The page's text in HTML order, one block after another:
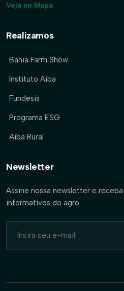
Veja no Mapa
Realizamos
Bahia Farm Show
Instituto Aiba
Fundesis
Programa ESG
Aiba Rural
Newsletter
Assine nossa newsletter e
informativos do agro.